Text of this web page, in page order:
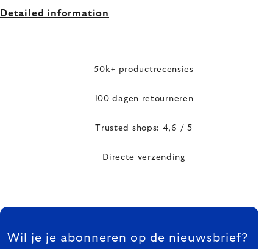
Detailed information
50k+ productrecensies
100 dagen retourneren
Trusted shops: 4,6 / 5
Directe verzending
FOOTER
Wil je je abonneren op de nieuwsbrief?